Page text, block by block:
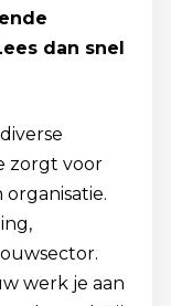
dan snel
zorgt voor
werk je aan